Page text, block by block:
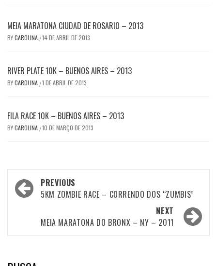
MEIA MARATONA CIUDAD DE ROSARIO – 2013
BYCAROLINA /14 DE ABRIL DE 2013
RIVER PLATE 10K – BUENOS AIRES – 2013
BYCAROLINA /1 DE ABRIL DE 2013
FILA RACE 10K – BUENOS AIRES – 2013
BYCAROLINA /10 DE MARÇO DE 2013
Post
navigation
PREVIOUS
5KM ZOMBIE RACE – CORRENDO DOS “ZUMBIS”
NEXT
MEIA MARATONA DO BRONX – NY – 2011